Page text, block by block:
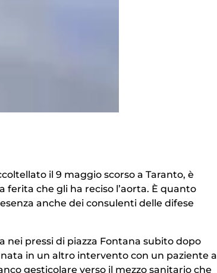
il 9 maggio scorso a Taranto, è
che gli ha reciso l’aorta. È quanto
anche dei consulenti delle difese
pressi di piazza Fontana subito dopo
in un altro intervento con un paziente a
gesticolare verso il mezzo sanitario che